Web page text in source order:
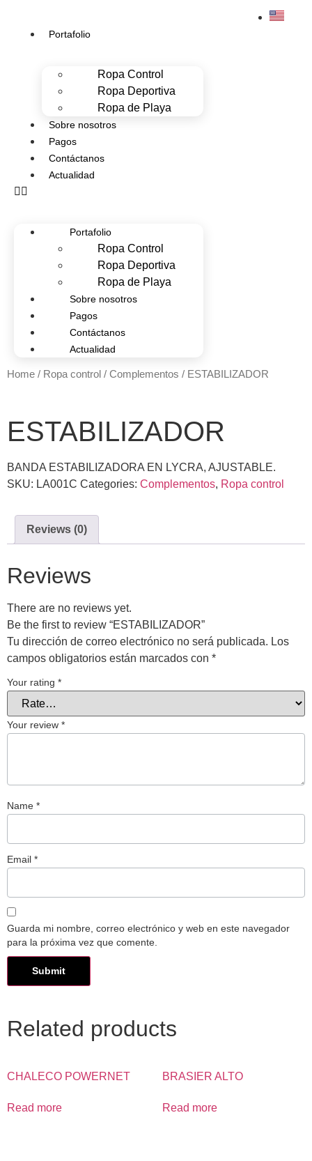
Portafolio
Ropa Control
Ropa Deportiva
Ropa de Playa
Sobre nosotros
Pagos
Contáctanos
Actualidad
Portafolio
Ropa Control
Ropa Deportiva
Ropa de Playa
Sobre nosotros
Pagos
Contáctanos
Actualidad
Home / Ropa control / Complementos / ESTABILIZADOR
ESTABILIZADOR
BANDA ESTABILIZADORA EN LYCRA, AJUSTABLE.
SKU: LA001C Categories: Complementos, Ropa control
Reviews (0)
Reviews
There are no reviews yet.
Be the first to review “ESTABILIZADOR”
Tu dirección de correo electrónico no será publicada. Los
campos obligatorios están marcados con *
Your rating *
Your review *
Name *
Email *
Guarda mi nombre, correo electrónico y web en este navegador
para la próxima vez que comente.
Related products
CHALECO POWERNET
Read more
BRASIER ALTO
Read more